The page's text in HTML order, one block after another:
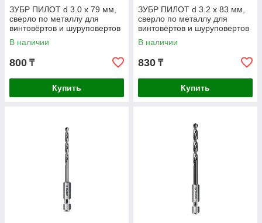
ЗУБР ПИЛОТ d 3.0 х 79 мм,
сверло по металлу для
винтовёртов и шуруповертов
IMPACT READY
Профессионал (29629-3
В наличии
800 ₸
Купить
ЗУБР ПИЛОТ d 3.2 х 83 мм,
сверло по металлу для
винтовёртов и шуруповертов
IMPACT READY
Профессионал
В наличии
830 ₸
Купить